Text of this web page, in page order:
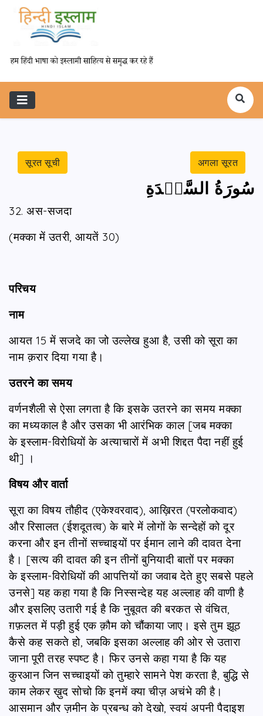
सूरत सूची अगला सूरत
سُورَةُ السَّجۡدَةِ
32. अस-सजदा
(मक्का में उतरी, आयतें 30)
परिचय
नाम
आयत 15 में सजदे का जो उल्लेख हुआ है, उसी को सूरा का
नाम क़रार दिया गया है।
उतरने का समय
वर्णनशैली से ऐसा लगता है कि इसके उतरने का समय मक्का
का मध्यकाल है और उसका भी आरंभिक काल [जब मक्का
के इस्लाम-विरोधियों के अत्याचारों में अभी शिद्दत पैदा नहीं हुई
थी] ।
विषय और वार्ता
सूरा का विषय तौहीद (एकेश्वरवाद), आख़िरत (परलोकवाद)
और रिसालत (ईशदूतत्व) के बारे में लोगों के सन्देहों को दूर
करना और इन तीनों सच्चाइयों पर ईमान लाने की दावत देना
है। [सत्य की दावत की इन तीनों बुनियादी बातों पर मक्का
के इस्लाम-विरोधियों की आपत्तियों का जवाब देते हुए सबसे पहले
उनसे] यह कहा गया है कि निस्सन्देह यह अल्लाह की वाणी है
और इसलिए उतारी गई है कि नुबूवत की बरकत से वंचित,
ग़फ़लत में पड़ी हुई एक क़ौम को चौंकाया जाए। इसे तुम झूठ
कैसे कह सकते हो, जबकि इसका अल्लाह की ओर से उतारा
जाना पूरी तरह स्पष्ट है। फिर उनसे कहा गया है कि यह
कुरआन जिन सच्चाइयों को तुम्हारे सामने पेश करता है, बुद्धि से
काम लेकर ख़ुद सोचो कि इनमें क्या चीज़ अचंभे की है।
आसमान और ज़मीन के प्रबन्ध को देखो, स्वयं अपनी पैदाइश